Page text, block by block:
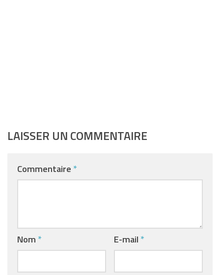
LAISSER UN COMMENTAIRE
Commentaire *
Nom * E-mail *